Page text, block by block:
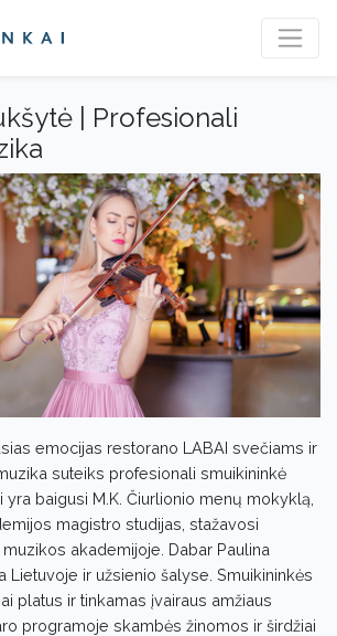
| Profesionali
emocijas restorano LABAI svečiams ir
suteiks profesionali smuikininkė
yra baigusi M.K. Čiurlionio menų mokyklą,
magistro studijas, stažavosi
akademijoje. Dabar Paulina
Lietuvoje ir užsienio šalyse. Smuikininkės
platus ir tinkamas įvairaus amžiaus
programoje skambės žinomos ir širdžiai